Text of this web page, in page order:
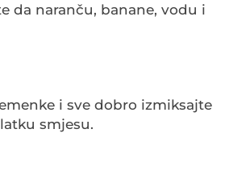
da naranču, banane, vodu i
i sve dobro izmiksajte
smjesu.